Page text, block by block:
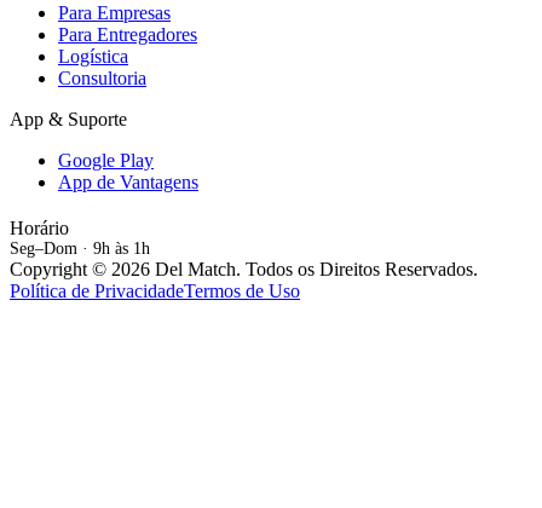
Para Empresas
Para Entregadores
Logística
Consultoria
App & Suporte
Google Play
App de Vantagens
Horário
Seg–Dom · 9h às 1h
Copyright © 2026 Del Match. Todos os Direitos Reservados.
Política de PrivacidadeTermos de Uso